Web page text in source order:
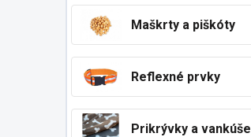
Maškrty a piškóty
Reflexné prvky
Prikrývky a vankúše